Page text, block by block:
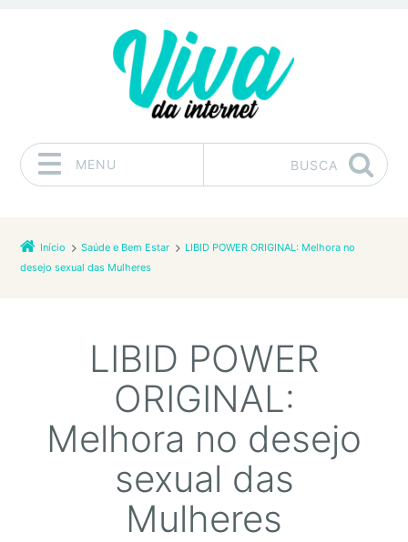
MENU BUSCA
Início Saúde e Bem Estar
LIBID POWER ORIGINAL: Melhora no
desejo sexual das Mulheres
LIBID POWER
ORIGINAL:
Melhora no desejo
sexual das
Mulheres